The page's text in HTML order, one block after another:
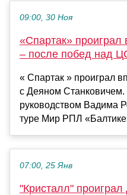
09:00, 30 Ноя
«Спартак»
– после побед над
« Спартак » проиграл
с Деяном
руководством Вадима
туре Мир РПЛ
07:00, 25 Янв
"Кристалл" проиграл